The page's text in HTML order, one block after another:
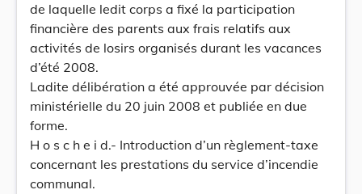
de laquelle ledit corps a fixé la participation
financière des parents aux frais relatifs aux
activités de losirs organisés durant les vacances
d’été 2008.
Ladite délibération a été approuvée par décision
ministérielle du 20 juin 2008 et publiée en due
forme.
H o s c h e i d.- Introduction d’un règlement-taxe
concernant les prestations du service d’incendie
communal.